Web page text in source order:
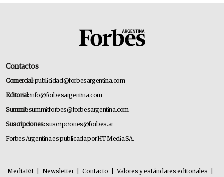
Contactos
Comercial:publicidad@forbesargentina.com
Editorial:info@forbesargentina.com
Summit:summitforbes@forbesargentina.com
Suscripciones:suscripciones@forbes.ar
Forbes Argentina es publicada por HT Media SA.
MediaKit Newsletter Contacto Valores y estándares editoriales